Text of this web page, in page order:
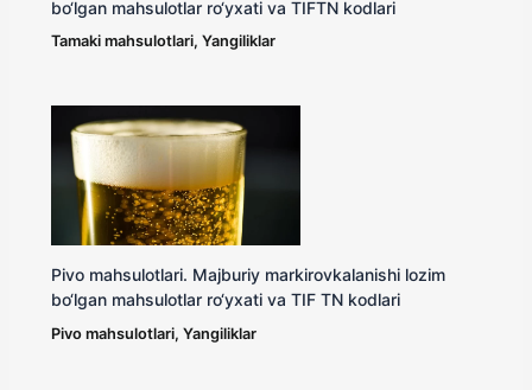
bo‘lgan mahsulotlar ro‘yxati va TIFTN kodlari
Tamaki mahsulotlari, Yangiliklar
Pivo mahsulotlari. Majburiy markirovkalanishi lozim
bo‘lgan mahsulotlar ro‘yxati va TIF TN kodlari
Pivo mahsulotlari, Yangiliklar